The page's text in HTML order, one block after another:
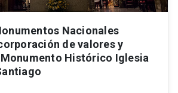
Nacionales
de valores y
Histórico Iglesia